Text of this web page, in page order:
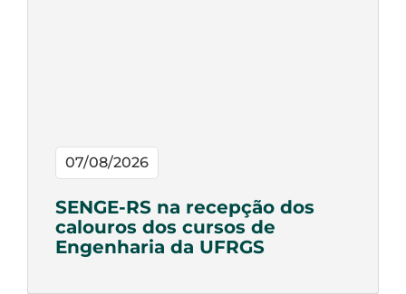
07/08/2026
SENGE-RS na recepção dos
calouros dos cursos de
Engenharia da UFRGS